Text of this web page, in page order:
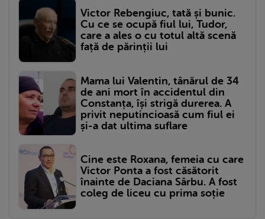
Victor Rebengiuc, tată și bunic.
Cu ce se ocupă fiul lui, Tudor,
care a ales o cu totul altă scenă
față de părinții lui
Mama lui Valentin, tânărul de 34
de ani mort în accidentul din
Constanța, își strigă durerea. A
privit neputincioasă cum fiul ei
și-a dat ultima suflare
Cine este Roxana, femeia cu care
Victor Ponta a fost căsătorit
înainte de Daciana Sârbu. A fost
coleg de liceu cu prima soție